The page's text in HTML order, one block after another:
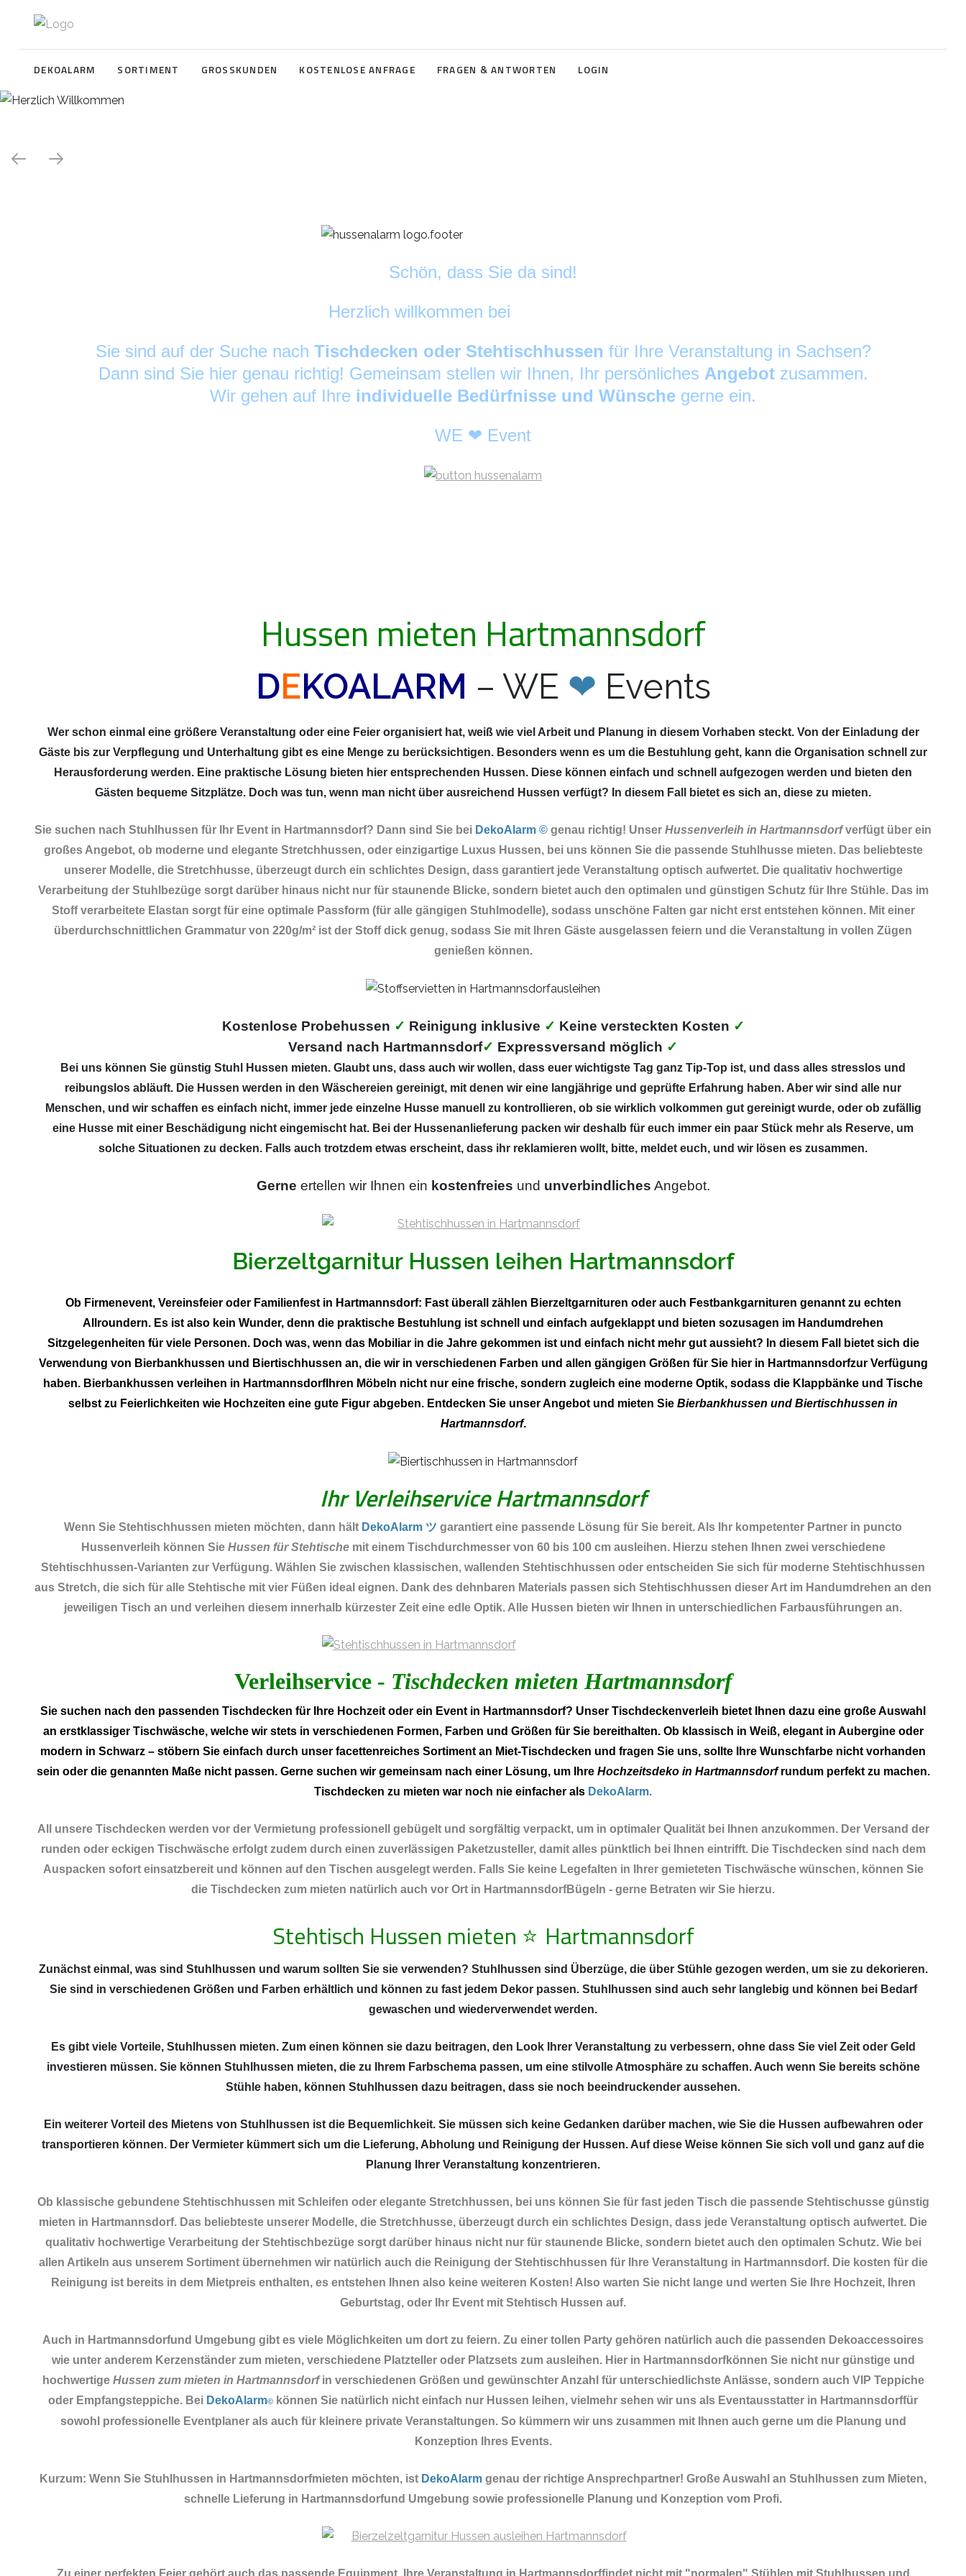
DEKOALARM SORTIMENT GROSSKUNDEN KOSTENLOSE ANFRAGE FRAGEN & ANTWORTEN LOGIN
WE ❤️ EVENT
Schön, dass Sie da sind!
Herzlich willkommen bei
Sie sind auf der Suche nach Tischdecken oder Stehtischhussen für Ihre Veranstaltung in Sachsen?
Dann sind Sie hier genau richtig! Gemeinsam stellen wir Ihnen, Ihr persönliches Angebot zusammen.
Wir gehen auf Ihre individuelle Bedürfnisse und Wünsche gerne ein.
WE ❤ Event
Hussen mieten Hartmannsdorf
DEKOALARM – WE ❤ Events
Wer schon einmal eine größere Veranstaltung oder eine Feier organisiert hat, weiß wie viel Arbeit und Planung in diesem Vorhaben steckt. Von der Einladung der
Gäste bis zur Verpflegung und Unterhaltung gibt es eine Menge zu berücksichtigen. Besonders wenn es um die Bestuhlung geht, kann die Organisation schnell zur
Herausforderung werden. Eine praktische Lösung bieten hier entsprechenden Hussen. Diese können einfach und schnell aufgezogen werden und bieten den
Gästen bequeme Sitzplätze. Doch was tun, wenn man nicht über ausreichend Hussen verfügt? In diesem Fall bietet es sich an, diese zu mieten.
Sie suchen nach Stuhlhussen für Ihr Event in Hartmannsdorf? Dann sind Sie bei DekoAlarm © genau richtig! Unser Hussenverleih in Hartmannsdorfverfügt über ein
großes Angebot, ob moderne und elegante Stretchhussen, oder einzigartige Luxus Hussen, bei uns können Sie die passende Stuhlhusse mieten. Das beliebteste
unserer Modelle, die Stretchhusse, überzeugt durch ein schlichtes Design, dass garantiert jede Veranstaltung optisch aufwertet. Die qualitativ hochwertige
Verarbeitung der Stuhlbezüge sorgt darüber hinaus nicht nur für staunende Blicke, sondern bietet auch den optimalen und günstigen Schutz für Ihre Stühle. Das im
Stoff verarbeitete Elastan sorgt für eine optimale Passform (für alle gängigen Stuhlmodelle), sodass unschöne Falten gar nicht erst entstehen können. Mit einer
überdurchschnittlichen Grammatur von 220g/m² ist der Stoff dick genug, sodass Sie mit Ihren Gäste ausgelassen feiern und die Veranstaltung in vollen Zügen
genießen können.
Kostenlose Probehussen ✓ Reinigung inklusive ✓ Keine versteckten Kosten ✓
Versand nach Hartmannsdorf✓ Expressversand möglich ✓
Bei uns können Sie günstig Stuhl Hussen mieten. Glaubt uns, dass auch wir wollen, dass euer wichtigste Tag ganz Tip-Top ist, und dass alles stresslos und
reibungslos abläuft. Die Hussen werden in den Wäschereien gereinigt, mit denen wir eine langjährige und geprüfte Erfahrung haben. Aber wir sind alle nur
Menschen, und wir schaffen es einfach nicht, immer jede einzelne Husse manuell zu kontrollieren, ob sie wirklich volkommen gut gereinigt wurde, oder ob zufällig
eine Husse mit einer Beschädigung nicht eingemischt hat. Bei der Hussenanlieferung packen wir deshalb für euch immer ein paar Stück mehr als Reserve, um
solche Situationen zu decken. Falls auch trotzdem etwas erscheint, dass ihr reklamieren wollt, bitte, meldet euch, und wir lösen es zusammen.
Gerne ertellen wir Ihnen ein kostenfreies und unverbindliches Angebot.
Bierzeltgarnitur Hussen leihen Hartmannsdorf
Ob Firmenevent, Vereinsfeier oder Familienfest in Hartmannsdorf: Fast überall zählen Bierzeltgarnituren oder auch Festbankgarnituren genannt zu echten
Allroundern. Es ist also kein Wunder, denn die praktische Bestuhlung ist schnell und einfach aufgeklappt und bieten sozusagen im Handumdrehen
Sitzgelegenheiten für viele Personen. Doch was, wenn das Mobiliar in die Jahre gekommen ist und einfach nicht mehr gut aussieht? In diesem Fall bietet sich die
Verwendung von Bierbankhussen und Biertischhussen an, die wir in verschiedenen Farben und allen gängigen Größen für Sie hier in Hartmannsdorfzur Verfügung
haben. Bierbankhussen verleihen in HartmannsdorfIhren Möbeln nicht nur eine frische, sondern zugleich eine moderne Optik, sodass die Klappbänke und Tische
selbst zu Feierlichkeiten wie Hochzeiten eine gute Figur abgeben. Entdecken Sie unser Angebot und mieten Sie Bierbankhussen und Biertischhussen in
Hartmannsdorf.
Ihr Verleihservice Hartmannsdorf
Wenn Sie Stehtischhussen mieten möchten, dann hält DekoAlarm ツ garantiert eine passende Lösung für Sie bereit. Als Ihr kompetenter Partner in puncto
Hussenverleih können Sie Hussen für Stehtischemit einem Tischdurchmesser von 60 bis 100 cm ausleihen. Hierzu stehen Ihnen zwei verschiedene
Stehtischhussen-Varianten zur Verfügung. Wählen Sie zwischen klassischen, wallenden Stehtischhussen oder entscheiden Sie sich für moderne Stehtischhussen
aus Stretch, die sich für alle Stehtische mit vier Füßen ideal eignen. Dank des dehnbaren Materials passen sich Stehtischhussen dieser Art im Handumdrehen an den
jeweiligen Tisch an und verleihen diesem innerhalb kürzester Zeit eine edle Optik. Alle Hussen bieten wir Ihnen in unterschiedlichen Farbausführungen an.
Verleihservice - Tischdecken mieten Hartmannsdorf
Sie suchen nach den passenden Tischdecken für Ihre Hochzeit oder ein Event in Hartmannsdorf? Unser Tischdeckenverleih bietet Ihnen dazu eine große Auswahl
an erstklassiger Tischwäsche, welche wir stets in verschiedenen Formen, Farben und Größen für Sie bereithalten. Ob klassisch in Weiß, elegant in Aubergine oder
modern in Schwarz – stöbern Sie einfach durch unser facettenreiches Sortiment an Miet-Tischdecken und fragen Sie uns, sollte Ihre Wunschfarbe nicht vorhanden
sein oder die genannten Maße nicht passen. Gerne suchen wir gemeinsam nach einer Lösung, um Ihre Hochzeitsdeko in Hartmannsdorfrundum perfekt zu machen.
Tischdecken zu mieten war noch nie einfacher als DekoAlarm.
All unsere Tischdecken werden vor der Vermietung professionell gebügelt und sorgfältig verpackt, um in optimaler Qualität bei Ihnen anzukommen. Der Versand der
runden oder eckigen Tischwäsche erfolgt zudem durch einen zuverlässigen Paketzusteller, damit alles pünktlich bei Ihnen eintrifft. Die Tischdecken sind nach dem
Auspacken sofort einsatzbereit und können auf den Tischen ausgelegt werden. Falls Sie keine Legefalten in Ihrer gemieteten Tischwäsche wünschen, können Sie
die Tischdecken zum mieten natürlich auch vor Ort in HartmannsdorfBügeln - gerne Betraten wir Sie hierzu.
Stehtisch Hussen mieten ⭐ Hartmannsdorf
Zunächst einmal, was sind Stuhlhussen und warum sollten Sie sie verwenden? Stuhlhussen sind Überzüge, die über Stühle gezogen werden, um sie zu dekorieren.
Sie sind in verschiedenen Größen und Farben erhältlich und können zu fast jedem Dekor passen. Stuhlhussen sind auch sehr langlebig und können bei Bedarf
gewaschen und wiederverwendet werden.
Es gibt viele Vorteile, Stuhlhussen mieten. Zum einen können sie dazu beitragen, den Look Ihrer Veranstaltung zu verbessern, ohne dass Sie viel Zeit oder Geld
investieren müssen. Sie können Stuhlhussen mieten, die zu Ihrem Farbschema passen, um eine stilvolle Atmosphäre zu schaffen. Auch wenn Sie bereits schöne
Stühle haben, können Stuhlhussen dazu beitragen, dass sie noch beeindruckender aussehen.
Ein weiterer Vorteil des Mietens von Stuhlhussen ist die Bequemlichkeit. Sie müssen sich keine Gedanken darüber machen, wie Sie die Hussen aufbewahren oder
transportieren können. Der Vermieter kümmert sich um die Lieferung, Abholung und Reinigung der Hussen. Auf diese Weise können Sie sich voll und ganz auf die
Planung Ihrer Veranstaltung konzentrieren.
Ob klassische gebundene Stehtischhussen mit Schleifen oder elegante Stretchhussen, bei uns können Sie für fast jeden Tisch die passende Stehtischusse günstig
mieten in Hartmannsdorf. Das beliebteste unserer Modelle, die Stretchhusse, überzeugt durch ein schlichtes Design, dass jede Veranstaltung optisch aufwertet. Die
qualitativ hochwertige Verarbeitung der Stehtischbezüge sorgt darüber hinaus nicht nur für staunende Blicke, sondern bietet auch den optimalen Schutz. Wie bei
allen Artikeln aus unserem Sortiment übernehmen wir natürlich auch die Reinigung der Stehtischhussen für Ihre Veranstaltung in Hartmannsdorf. Die kosten für die
Reinigung ist bereits in dem Mietpreis enthalten, es entstehen Ihnen also keine weiteren Kosten! Also warten Sie nicht lange und werten Sie Ihre Hochzeit, Ihren
Geburtstag, oder Ihr Event mit Stehtisch Hussen auf.
Auch in Hartmannsdorfund Umgebung gibt es viele Möglichkeiten um dort zu feiern. Zu einer tollen Party gehören natürlich auch die passenden Dekoaccessoires
wie unter anderem Kerzenständer zum mieten, verschiedene Platzteller oder Platzsets zum ausleihen. Hier in Hartmannsdorfkönnen Sie nicht nur günstige und
hochwertige Hussen zum mieten in Hartmannsdorfin verschiedenen Größen und gewünschter Anzahl für unterschiedlichste Anlässe, sondern auch VIP Teppiche
oder Empfangsteppiche. Bei DekoAlarm© können Sie natürlich nicht einfach nur Hussen leihen, vielmehr sehen wir uns als Eventausstatter in Hartmannsdorffür
sowohl professionelle Eventplaner als auch für kleinere private Veranstaltungen. So kümmern wir uns zusammen mit Ihnen auch gerne um die Planung und
Konzeption Ihres Events.
Kurzum: Wenn Sie Stuhlhussen in Hartmannsdorfmieten möchten, ist DekoAlarm genau der richtige Ansprechpartner! Große Auswahl an Stuhlhussen zum Mieten,
schnelle Lieferung in Hartmannsdorfund Umgebung sowie professionelle Planung und Konzeption vom Profi.